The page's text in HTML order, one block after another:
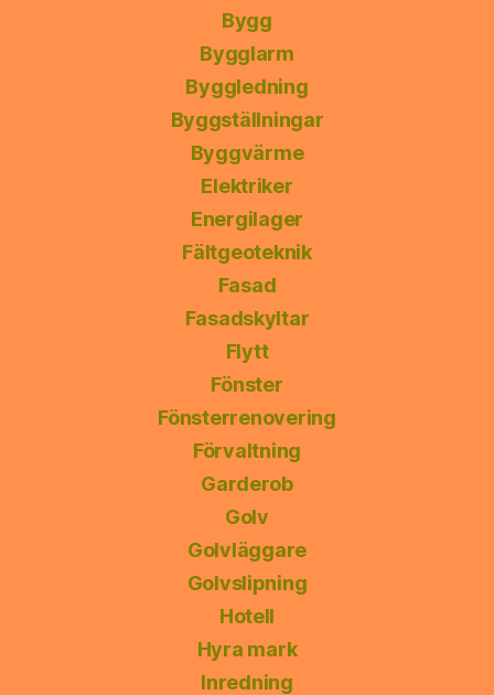
Bygg
Bygglarm
Byggledning
Byggställningar
Byggvärme
Elektriker
Energilager
Fältgeoteknik
Fasad
Fasadskyltar
Flytt
Fönster
Fönsterrenovering
Förvaltning
Garderob
Golv
Golvläggare
Golvslipning
Hotell
Hyra mark
Inredning